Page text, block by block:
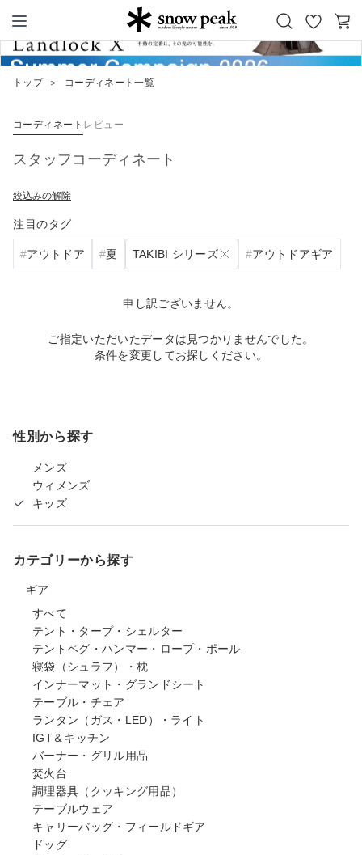
Snow Peak
お
気
カ
ー
トップ ＞ コーディネート一覧
コーディネート レビュー
スタッフコーディネート
絞込みの解除
注目のタグ
アウトドア 夏 TAKIBI シリーズ アウトドアギア
申し訳ございません。
ご指定いただいたデータは見つかりませんでした。
条件を変更してお探しください。
性別から探す
メンズ
ウィメンズ
キッズ
カテゴリーから探す
ギア
すべて
テント・タープ・シェルター
テントペグ・ハンマー・ロープ・ポール
寝袋（シュラフ）・枕
インナーマット・グランドシート
テーブル・チェア
ランタン（ガス・LED）・ライト
IGT＆キッチン
バーナー・グリル用品
焚火台
調理器具（クッキング用品）
テーブルウェア
キャリーバッグ・フィールドギア
ドッグ